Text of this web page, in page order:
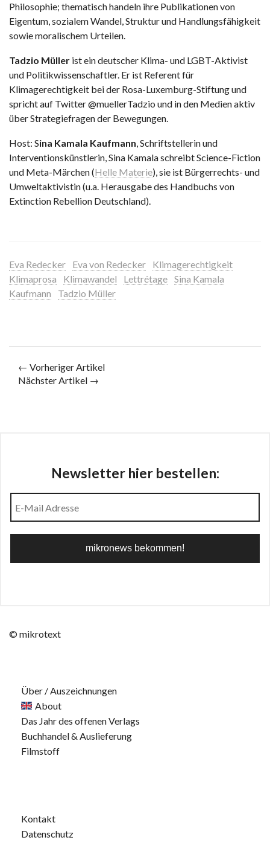
Philosophie; thematisch handeln ihre Publikationen von
Eigentum, sozialem Wandel, Struktur und Handlungsfähigkeit
sowie moralischem Urteilen.
Tadzio Müller ist ein deutscher Klima- und LGBT-Aktivist
und Politikwissenschaftler. Er ist Referent für
Klimagerechtigkeit bei der Rosa-Luxemburg-Stiftung und
spricht auf Twitter @muellerTadzio und in den Medien aktiv
über Strategiefragen der Bewegungen.
Host: Sina Kamala Kaufmann, Schriftstellerin und
Interventionskünstlerin, Sina Kamala schreibt Science-Fiction
und Meta-Märchen (Helle Materie), sie ist Bürgerrechts- und
Umweltaktivistin (u.a. Herausgabe des Handbuchs von
Extinction Rebellion Deutschland).
Eva Redecker Eva von Redecker
Klimagerechtigkeit
Klimaprosa
Klimawandel Lettrétage Sina Kamala
Kaufmann
Tadzio Müller
← Vorheriger Artikel
Nächster Artikel →
Newsletter hier bestellen:
© mikrotext
Über / Auszeichnungen
About
Das Jahr des offenen Verlags
Buchhandel & Auslieferung
Filmstoff
Kontakt
Datenschutz